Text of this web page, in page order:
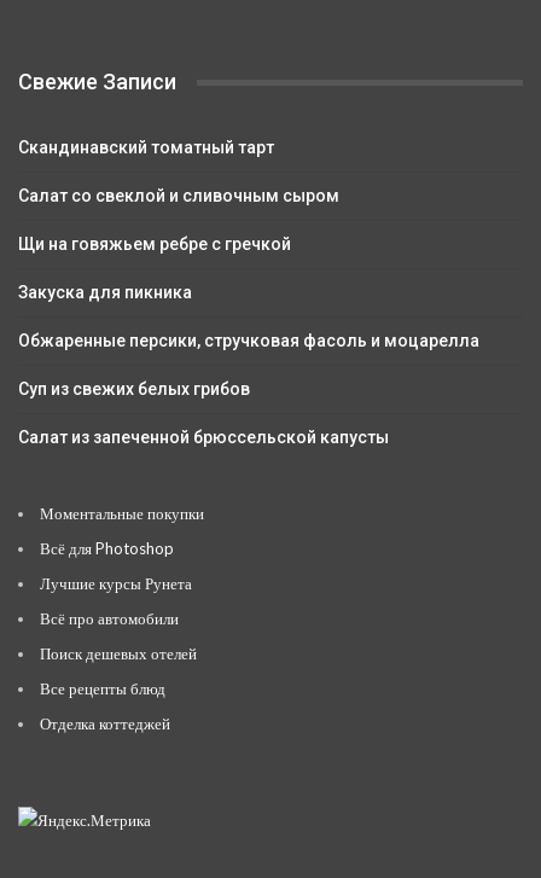
Свежие Записи
Скандинавский томатный тарт
Салат со свеклой и сливочным сыром
Щи на говяжьем ребре с гречкой
Закуска для пикника
Обжаренные персики, стручковая фасоль и моцарелла
Суп из свежих белых грибов
Салат из запеченной брюссельской капусты
Моментальные покупки
Всё для Photoshop
Лучшие курсы Рунета
Всё про автомобили
Поиск дешевых отелей
Все рецепты блюд
Отделка коттеджей